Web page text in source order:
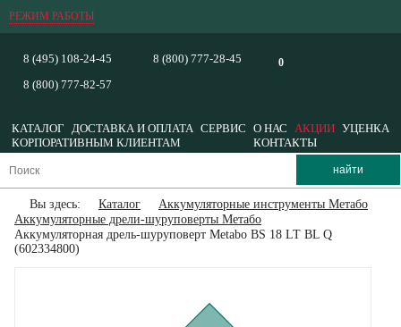
РЕЖИМ РАБОТЫ
0
8 (495) 108-24-45
8 (800) 777-82-57
8 (800) 777-28-45
КАТАЛОГ ДОСТАВКА И ОПЛАТА СЕРВИС О НАС АКЦИИ УЦЕНКА
КОРПОРАТИВНЫМ КЛИЕНТАМ
КОНТАКТЫ
Вы здесь: Каталог
Аккумуляторные инструменты Метабо
Аккумуляторные дрели-шуруповерты Метабо
Аккумуляторная дрель-шуруповерт Metabo BS 18 LT BL Q
(602334800)